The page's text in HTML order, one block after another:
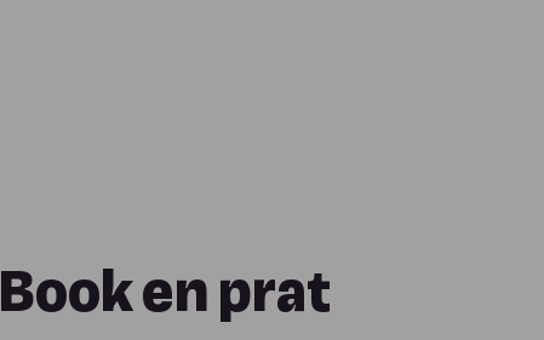
Book en prat